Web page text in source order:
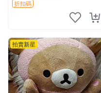
折扣碼
拍賣新星